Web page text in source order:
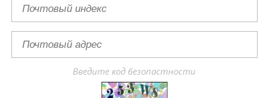
Введите код безопастности